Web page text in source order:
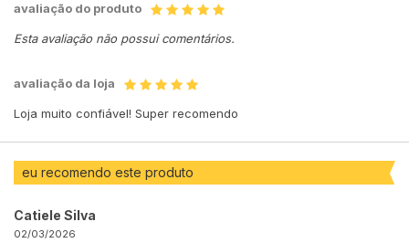
avaliação do produto
Esta avaliação não possui comentários.
avaliação da loja
Loja muito confiável! Super recomendo
eu recomendo este produto
Catiele Silva
02/03/2026